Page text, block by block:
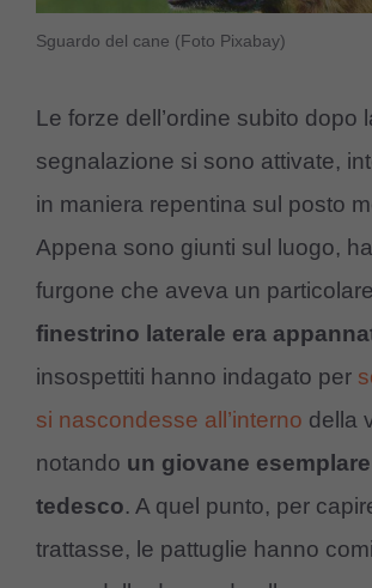
Sguardo del cane (Foto Pixabay)
Le forze dell’ordine subito dopo
segnalazione si sono attivate,
in maniera repentina sul posto
Appena sono giunti sul luogo,
furgone che aveva un
finestrino laterale era
insospettiti hanno indagato per
si nascondesse all’interno della
notando un giovane
tedesco. A quel punto, per
trattasse, le pattuglie hanno